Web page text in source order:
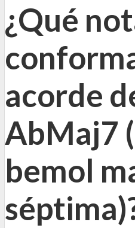
¿Qué
acorde
AbMaj7
bemol